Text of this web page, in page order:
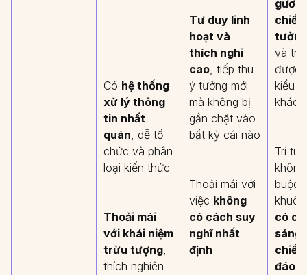
Có hệ thống
xử lý thông
tin nhất
quán, dễ tổ
chức và phân
loại kiến thức
Thoải mái
với khái niệm
trừu tượng,
thích nghiên
Tư duy linh
hoạt và
thích nghi
cao, tiếp thu
ý tưởng mới
mà không bị
gắn chặt vào
bất kỳ cái nào
Thoải mái với
việc không
có cách suy
nghĩ nhất
định
tưởng
và
được
kiểu
khác
Trí
buộc
có
sáng
đáo